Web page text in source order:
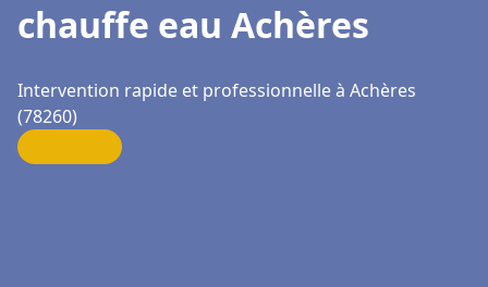
chauffe eau Achères
Intervention rapide et professionnelle à Achères
(78260)